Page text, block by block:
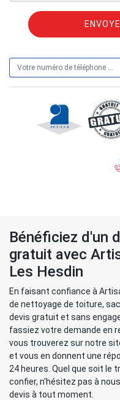
Bénéficiez d'un
gratuit avec
Les Hesdin
En faisant confiance à
de nettoyage de toiture,
devis gratuit et sans
fassiez votre demande en
vous trouverez sur notre
et vous en donnent une
24 heures. Quel que soit le
confier, n'hésitez pas à
devis à tout moment.